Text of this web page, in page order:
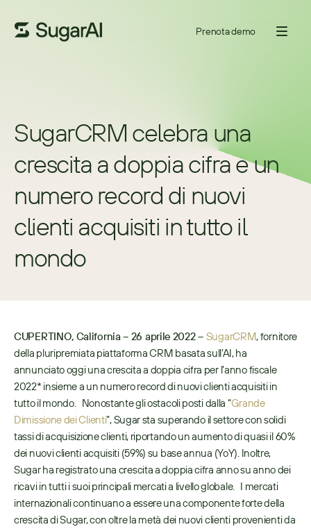
Prenota demo
SugarCRM celebra una
crescita a doppia cifra e un
numero record di nuovi
clienti acquisiti in tutto il
mondo
CUPERTINO, California – 26 aprile 2022 – SugarCRM, fornitore
della pluripremiata piattaforma CRM basata sull’AI, ha
annunciato oggi una crescita a doppia cifra per l’anno fiscale
2022* insieme a un numero record di nuovi clienti acquisiti in
tutto il mondo.   Nonostante gli ostacoli posti dalla “Grande
Dimissione dei Clienti”, Sugar sta superando il settore con solidi
tassi di acquisizione clienti, riportando un aumento di quasi il 60%
dei nuovi clienti acquisiti (59%) su base annua (YoY). Inoltre,
Sugar ha registrato una crescita a doppia cifra anno su anno dei
ricavi in tutti i suoi principali mercati a livello globale.   I mercati
internazionali continuano a essere una componente forte della
crescita di Sugar, con oltre la metà dei nuovi clienti provenienti da